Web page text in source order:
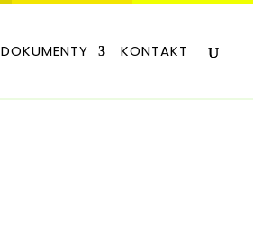
DOKUMENTY KONTAKT